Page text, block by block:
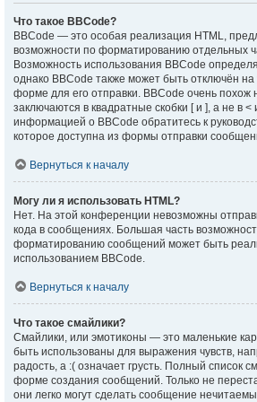
Что такое BBCode?
BBCode — это особая реализация HTML,
возможности по форматированию отдельных
Возможность использования BBCode
однако BBCode также может быть отключён
форме для его отправки. BBCode очень похож
заключаются в квадратные скобки [ и ], а не в
информацией о BBCode обратитесь к
которое доступна из формы отправки
Вернуться к началу
Могу ли я использовать HTML?
Нет. На этой конференции невозможны
кода в сообщениях. Большая часть
форматированию сообщений может быть
использованием BBCode.
Вернуться к началу
Что такое смайлики?
Смайлики, или эмотиконы — это маленькие
быть использованы для выражения чувств,
радость, а :( означает грусть. Полный список
форме создания сообщений. Только не
они легко могут сделать сообщение